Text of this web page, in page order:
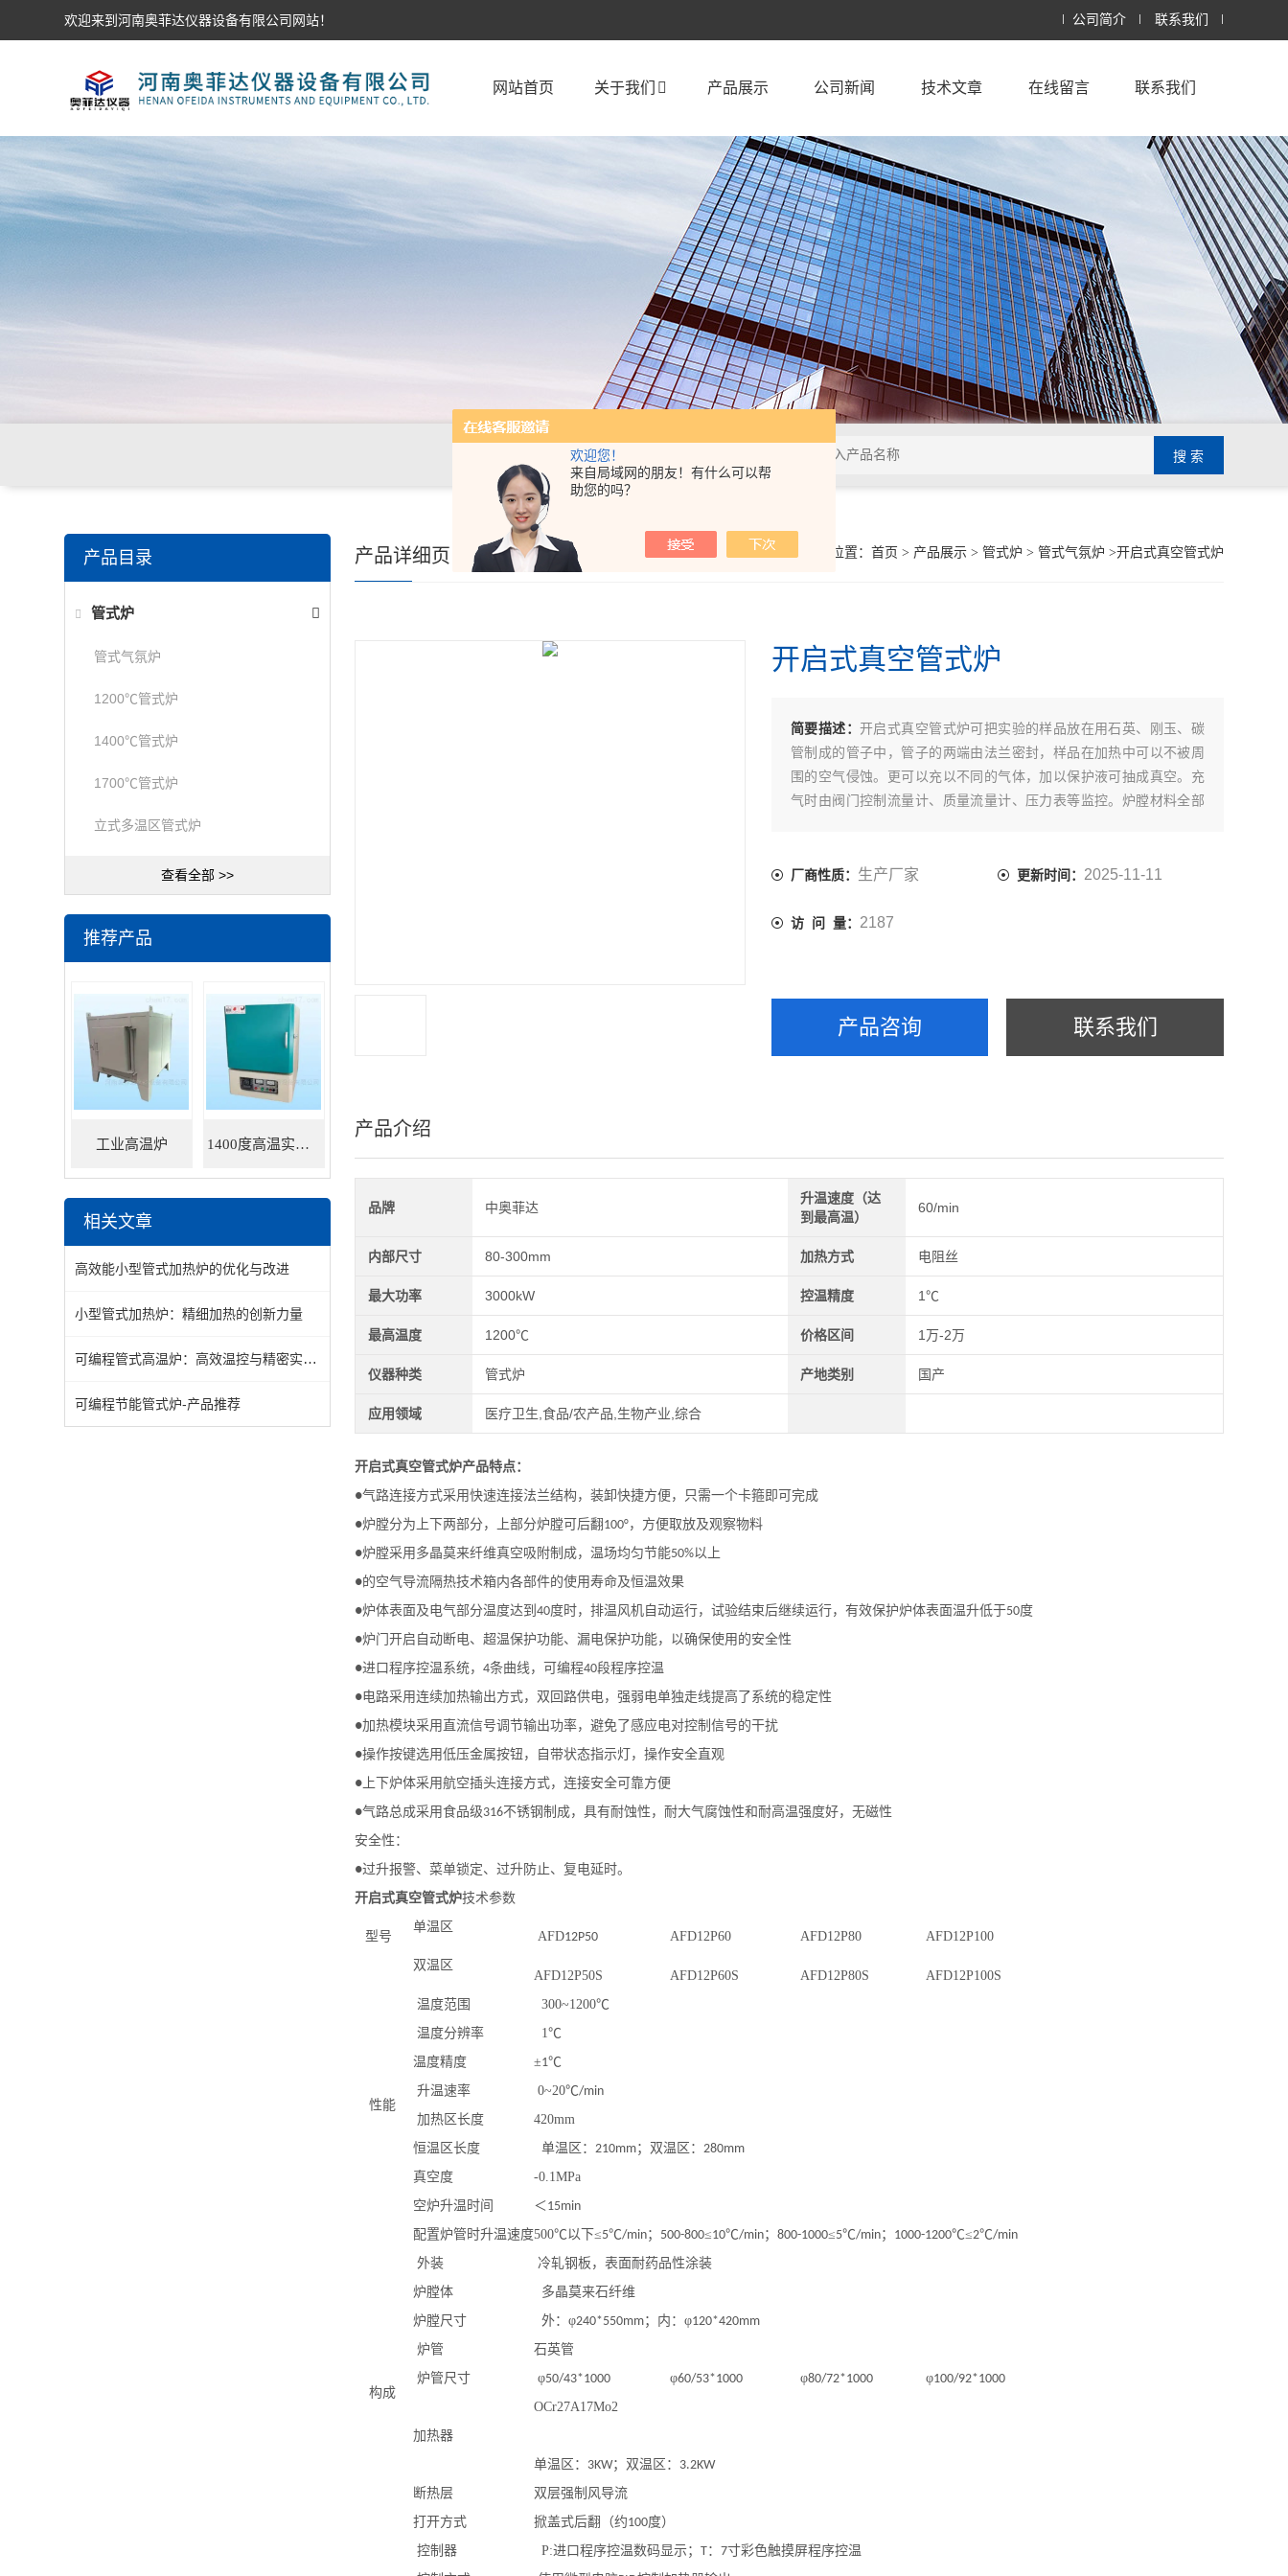
欢迎您！
来自局域网的朋友！有什么可以帮
助您的吗？
欢迎来到河南奥菲达仪器设备有限公司网站！ 公司简介 联系我们
网站首页 关于我们 产品展示 公司新闻 技术文章 在线留言 联系我们
你的位置： 首页 > 产品展示> 管式炉 > 管式气氛炉 >开启式真空管式炉
产品详细页
开启式真空管式炉
简要描述：开启式真空管式炉可把实验的样品放在用石英、刚玉、碳
管制成的管子中，管子的两端由法兰密封，样品在加热中可以不被周
围的空气侵蚀。更可以充以不同的气体，加以保护液可抽成真空。充
气时由阀门控制流量计、质量流量计、压力表等监控。炉膛材料全部
厂商性质： 生产厂家 更新时间： 2025-11-11
访 问 量： 2187
产品咨询 联系我们
产品介绍
品牌 中奥菲达
升温速度（达
到最高温）
60/min
内部尺寸 80-300mm 加热方式 电阻丝
最大功率 3000kW 控温精度 1℃
最高温度 1200℃ 价格区间 1万-2万
仪器种类 管式炉 产地类别 国产
应用领域 医疗卫生,食品/农产品,生物产业,综合
开启式真空管式炉产品特点：
●气路连接方式采用快速连接法兰结构，装卸快捷方便，只需一个卡箍即可完成
●炉膛分为上下两部分，上部分炉膛可后翻 100°，方便取放及观察物料
●炉膛采用多晶莫来纤维真空吸附制成，温场均匀节能50%以上
●的空气导流隔热技术箱内各部件的使用寿命及恒温效果
●炉体表面及电气部分温度达到 40度时，排温风机自动运行，试验结束后继续运行，有效保护炉体表面温升低于50度
●炉门开启自动断电、超温保护功能、漏电保护功能，以确保使用的安全性
●进口程序控温系统， 4条曲线，可编程40段程序控温
●电路采用连续加热输出方式，双回路供电，强弱电单独走线提高了系统的稳定性
●加热模块采用直流信号调节输出功率，避免了感应电对控制信号的干扰
●操作按键选用低压金属按钮，自带状态指示灯，操作安全直观
●上下炉体采用航空插头连接方式，连接安全可靠方便
●气路总成采用食品级316不锈钢制成，具有耐蚀性，耐大气腐蚀性和耐高温强度好，无磁性
安全性：
●过升报警、菜单锁定、过升防止、复电延时。
开启式真空管式炉技术参数
型号
单温区
AFD12P50 AFD12P60 AFD12P80
AFD12P100
双温区
性能
AFD12P50S AFD12P60S AFD12P80S
AFD12P100S
温度范围
300~1200℃
温度分辨率
1℃
温度精度
±1℃
升温速率
0~20℃/min
加热区长度
420mm
恒温区长度
单温区： 210mm；双温区： 280mm
真空度
-0.1MPa
空炉升温时间
＜15min
配置炉管时升温速度500℃以下≤5℃/min； 500-800≤10℃/min； 800-1000≤5℃/min； 1000-1200℃≤2℃/min
构成
外装
冷轧钢板，表面耐药品性涂装
炉膛体
多晶莫来石纤维
炉膛尺寸
外：φ240*550mm；内：φ120*420mm
炉管
石英管
炉管尺寸
φ50/43*1000 φ60/53*1000 φ80/72*1000 φ100/92*1000
加热器
OCr27A17Mo2
单温区： 3KW；双温区： 3.2KW
断热层
双层强制风导流
打开方式
掀盖式后翻（约100度）
控制器 P:进口程序控温数码显示； T： 7寸彩色触摸屏程序控温
产品目录
管式炉
管式气氛炉
1200℃管式炉
1400℃管式炉
1700℃管式炉
立式多温区管式炉
查看全部 >>
推荐产品
工业高温炉 1400度高温实验炉
相关文章
高效能小型管式加热炉的优化与改进
小型管式加热炉：精细加热的创新力量
可编程管式高温炉：高效温控与精密实验的理想选择
可编程节能管式炉-产品推荐